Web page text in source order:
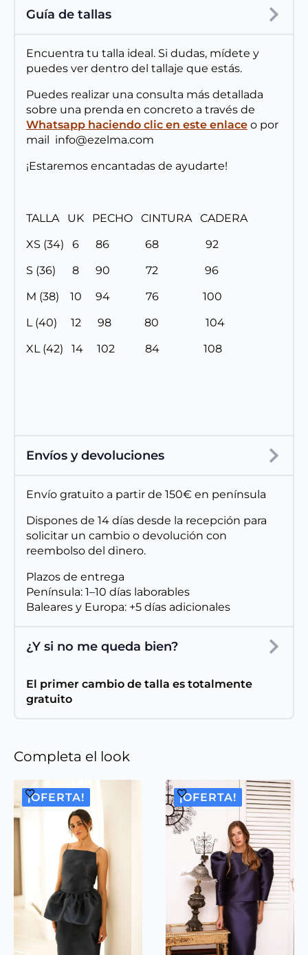
Guía de tallas
Encuentra tu talla ideal. Si dudas, mídete y
puedes ver dentro del tallaje que estás.
Puedes realizar una consulta más detallada
sobre una prenda en concreto a través de
Whatsapp haciendo clic en este enlace o por
mail info@ezelma.com
¡Estaremos encantadas de ayudarte!
TALLA UK PECHO CINTURA CADERA
XS (34) 6 86 68 92
S (36) 8 90 72 96
M (38) 10 94 76 100
L (40) 12 98 80 104
XL (42) 14 102 84 108
Envíos y devoluciones
Envío gratuito a partir de 150€ en península
Dispones de 14 días desde la recepción para
solicitar un cambio o devolución con
reembolso del dinero.
Plazos de entrega
Península: 1–10 días laborables
Baleares y Europa: +5 días adicionales
¿Y si no me queda bien?
El primer cambio de talla es totalmente
gratuito
Completa el look
¡OFERTA! ¡OFERTA!